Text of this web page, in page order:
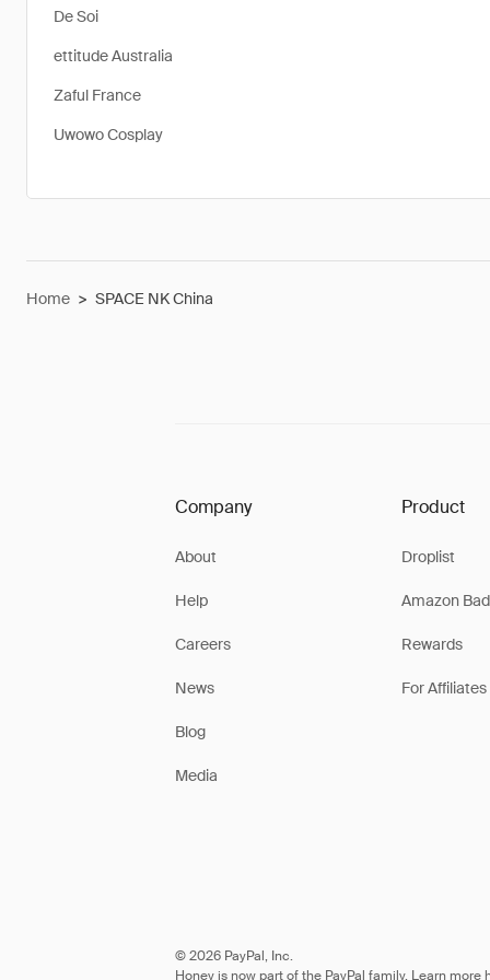
De Soi
ettitude Australia
Zaful France
Uwowo Cosplay
Home > SPACE NK China
Company
About
Help
Careers
News
Blog
Media
Product
Droplist
Amazon
Rewards
For Affiliates
© 2026 PayPal, Inc.
Honey is now part of the PayPal family. Learn more